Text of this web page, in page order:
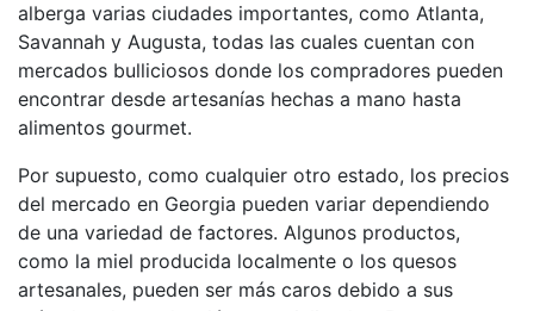
alberga varias ciudades importantes, como Atlanta,
Savannah y Augusta, todas las cuales cuentan con
mercados bulliciosos donde los compradores pueden
encontrar desde artesanías hechas a mano hasta
alimentos gourmet.
Por supuesto, como cualquier otro estado, los precios
del mercado en Georgia pueden variar dependiendo
de una variedad de factores. Algunos productos,
como la miel producida localmente o los quesos
artesanales, pueden ser más caros debido a sus